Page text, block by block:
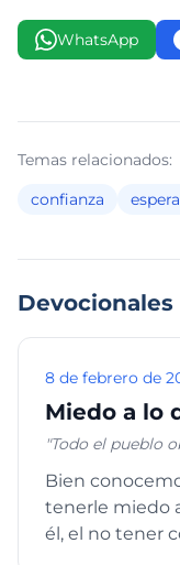
WhatsApp
Temas relacionados:
confianza
8 de febrero de
Miedo a lo
"Todo el pueblo
humeaba; y
pusieron de
nosotros, y
Bien
tenerle miedo
él, el no tener